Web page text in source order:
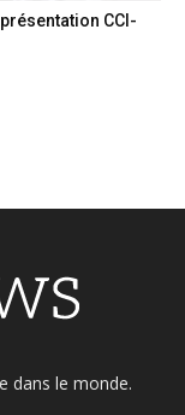
CCI-
dans le monde.